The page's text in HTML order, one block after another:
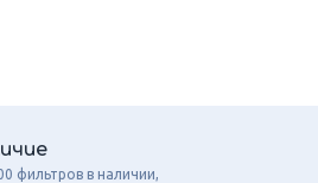
фильтров в наличии,